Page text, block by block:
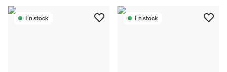
En stock En stock